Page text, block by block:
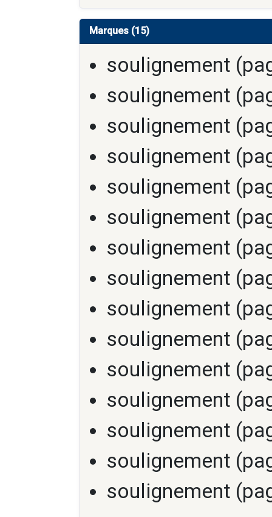
Marques (15)
soulignement
soulignement
soulignement
soulignement
soulignement
soulignement
soulignement
soulignement
soulignement
soulignement
soulignement
soulignement
soulignement
soulignement
soulignement